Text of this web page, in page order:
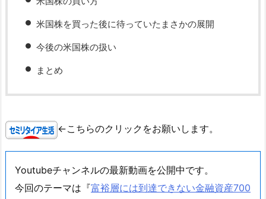
米国株を買った後に待っていたまさかの展開
今後の米国株の扱い
まとめ
←こちらのクリックをお願いします。
Youtubeチャンネルの最新動画を公開中です。
今回のテーマは『富裕層には到達できない金融資産700